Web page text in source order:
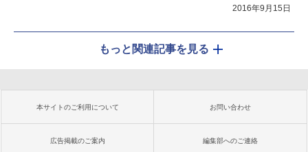
2016年9月15日
もっと関連記事を見る
本サイトのご利用について お問い合わせ
広告掲載のご案内 編集部へのご連絡